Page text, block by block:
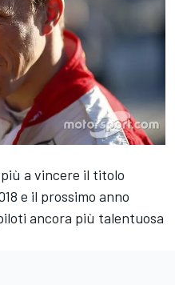
a vincere il titolo
e il prossimo anno
ancora più talentuosa